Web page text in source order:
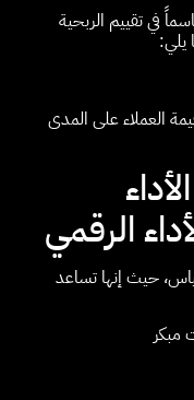
في تقييم الربحية
يلي:
العملاء على المدى
الرقمي
حيث إنها تساعد
مبكر